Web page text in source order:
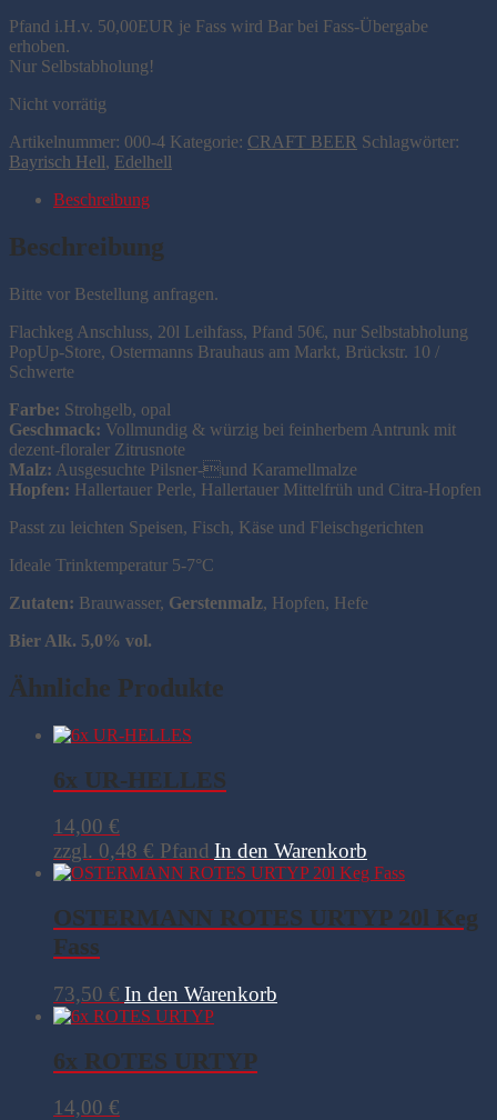
Pfand i.H.v. 50,00EUR je Fass wird Bar bei Fass-Übergabe
erhoben.
Nur Selbstabholung!
Nicht vorrätig
Artikelnummer: 000-4 Kategorie: CRAFT BEER Schlagwörter:
Bayrisch Hell, Edelhell
Beschreibung
Beschreibung
Bitte vor Bestellung anfragen.
Flachkeg Anschluss, 20l Leihfass, Pfand 50€, nur Selbstabholung
PopUp-Store, Ostermanns Brauhaus am Markt, Brückstr. 10 /
Schwerte
Farbe: Strohgelb, opal
Geschmack: Vollmundig & würzig bei feinherbem Antrunk mit
dezent-floraler Zitrusnote
Malz: Ausgesuchte Pilsner-und Karamellmalze
Hopfen: Hallertauer Perle, Hallertauer Mittelfrüh und Citra-Hopfen
Passt zu leichten Speisen, Fisch, Käse und Fleischgerichten
Ideale Trinktemperatur 5-7°C
Zutaten: Brauwasser, Gerstenmalz, Hopfen, Hefe
Bier Alk. 5,0% vol.
Ähnliche Produkte
6x UR-HELLES
14,00 €
zzgl. 0,48 € Pfand In den Warenkorb
OSTERMANN ROTES URTYP 20l Keg
Fass
73,50 € In den Warenkorb
6x ROTES URTYP
14,00 €